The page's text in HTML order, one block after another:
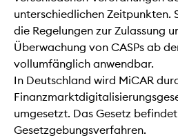
unterschiedlichen Zeitpunkten.
die Regelungen zur Zulassung
Überwachung von CASPs ab
vollumfänglich anwendbar.
In Deutschland wird MiCAR
umgesetzt. Das Gesetz
Gesetzgebungsverfahren.